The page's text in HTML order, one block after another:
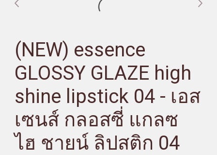
(NEW) essence
GLOSSY GLAZE high
shine lipstick 04 - เอส
เซนส์ กลอสซี่ แกลซ
ไฮ ชายน์ ลิปสติก 04